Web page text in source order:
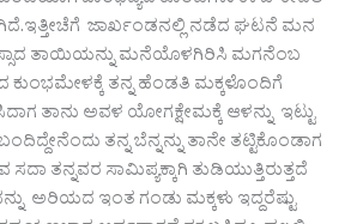
ಜಾರ್ಖಂಡನಲ್ಲಿ ನಡೆದ ಘಟನೆ ಮನ
ತಾಯಿಯನ್ನು ಮನೆಯೊಳಗಿರಿಸಿ ಮಗನೆಂಬ
ತನ್ನ ಹೆಂಡತಿ ಮಕ್ಕಳೊಂದಿಗೆ
ತಾನು ಅವಳ ಯೋಗಕ್ಷೇಮಕ್ಕೆ ಆಳನ್ನು ಇಟ್ಟು
ತನ್ನ ಬೆನ್ನನ್ನು ತಾನೇ ತಟ್ಟಿಕೊಂಡಾಗ
ತನ್ನವರ ಸಾಮಿಪ್ಯಕ್ಕಾಗಿ ತುಡಿಯುತ್ತಿರುತ್ತದೆ
ಅರಿಯದ ಇಂತ ಗಂಡು ಮಕ್ಕಳು ಇದ್ದರೆಷ್ಟು